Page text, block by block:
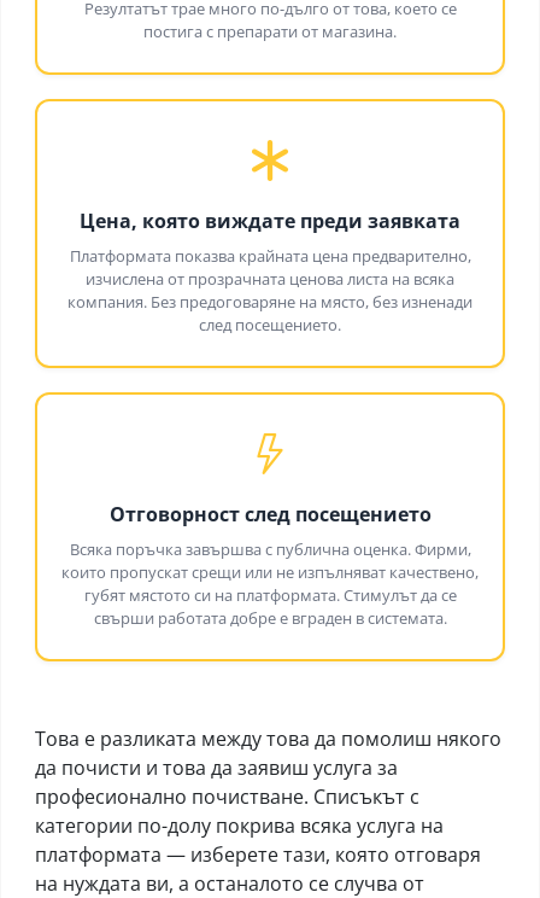
Резултатът трае много по-дълго от това, което се
постига с препарати от магазина.
Цена, която виждате преди заявката
Платформата показва крайната цена предварително,
изчислена от прозрачната ценова листа на всяка
компания. Без предоговаряне на място, без изненади
след посещението.
Отговорност след посещението
Всяка поръчка завършва с публична оценка. Фирми,
които пропускат срещи или не изпълняват качествено,
губят мястото си на платформата. Стимулът да се
свърши работата добре е вграден в системата.
Това е разликата между това да помолиш някого
да почисти и това да заявиш услуга за
професионално почистване. Списъкът с
категории по-долу покрива всяка услуга на
платформата — изберете тази, която отговаря
на нуждата ви, а останалото се случва от